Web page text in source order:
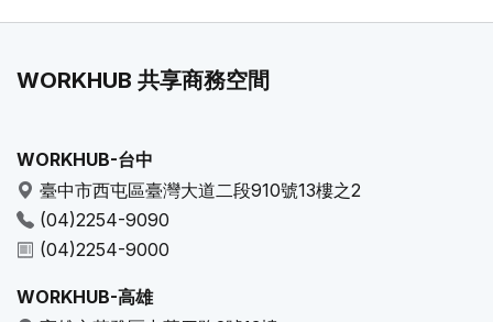
WORKHUB 共享商務空間
WORKHUB-台中
臺中市西屯區臺灣大道二段910號13樓之2
(04)2254-9090
(04)2254-9000
WORKHUB-高雄